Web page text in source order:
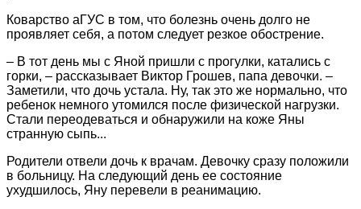
Коварство аГУС в том, что болезнь очень долго не
проявляет себя, а потом следует резкое обострение.
– В тот день мы с Яной пришли с прогулки, катались с
горки, – рассказывает Виктор Грошев, папа девочки. –
Заметили, что дочь устала. Ну, так это же нормально, что
ребенок немного утомился после физической нагрузки.
Стали переодеваться и обнаружили на коже Яны
странную сыпь...
Родители отвели дочь к врачам. Девочку сразу положили
в больницу. На следующий день ее состояние
ухудшилось, Яну перевели в реанимацию.